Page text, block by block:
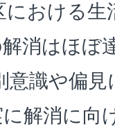
における
消はほぼ
意識や偏
解消に向